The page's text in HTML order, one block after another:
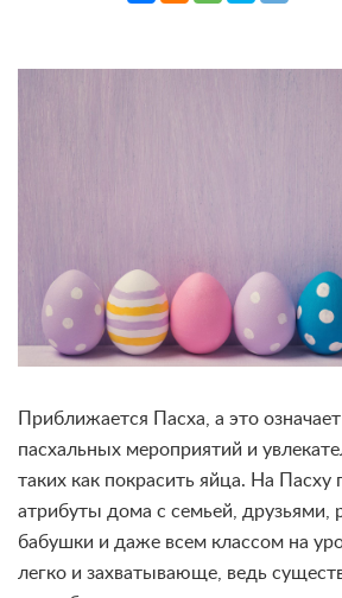
Приближается Пасха, а это
пасхальных мероприятий и
таких как покрасить яйца. На Пасху
атрибуты дома с семьей, друзьями,
бабушки и даже всем классом на
легко и захватывающе, ведь